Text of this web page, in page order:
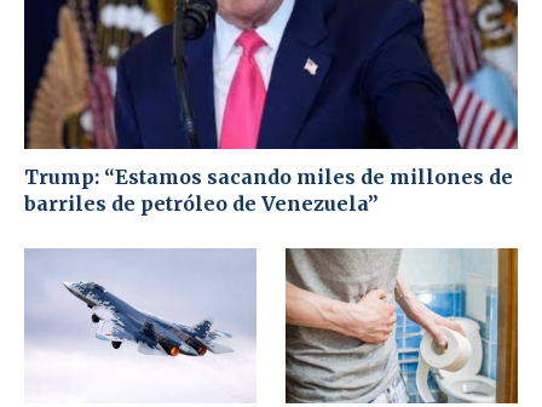
Trump: “Estamos sacando miles de millones de
barriles de petróleo de Venezuela”